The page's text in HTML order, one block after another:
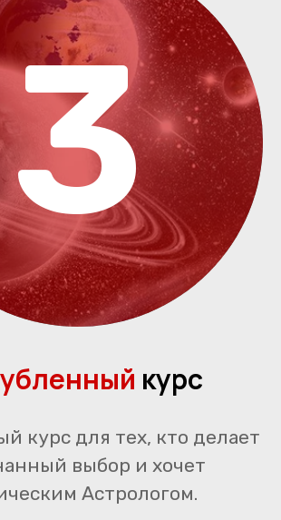
3
курс
курс для тех, кто делает
выбор и хочет
Астрологом.